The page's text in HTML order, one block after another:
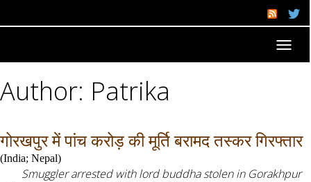
Author: Patrika
गोरखपुर में पांच करोड़ की मूर्ति बरामद तस्कर गिरफ्तार
(India; Nepal)
Smuggler arrested with lord buddha stolen in Gorakhpur